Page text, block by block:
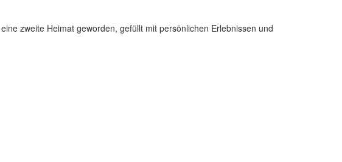
zweite Heimat geworden, gefüllt mit persönlichen Erlebnissen und